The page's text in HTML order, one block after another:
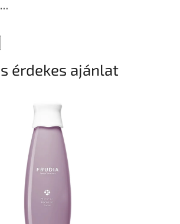
érdekes ajánlat